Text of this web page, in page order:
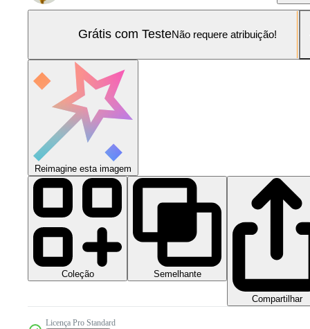
Grátis com TesteNão requere atribuição!
Reimagine esta imagem
Coleção Semelhante
Compartilhar
Licença Pro Standard